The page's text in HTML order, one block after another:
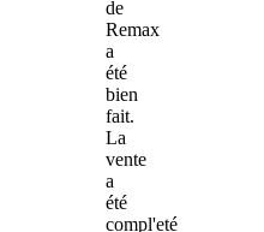
de
Remax
a
été
bien
fait.
La
vente
a
été
compl'eté